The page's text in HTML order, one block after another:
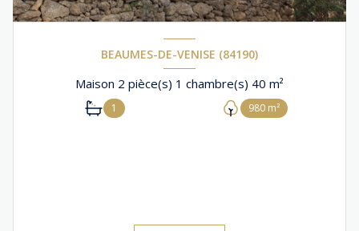
BEAUMES-DE-VENISE (84190)
Maison 2 pièce(s) 1 chambre(s) 40 m²
1 980 m²